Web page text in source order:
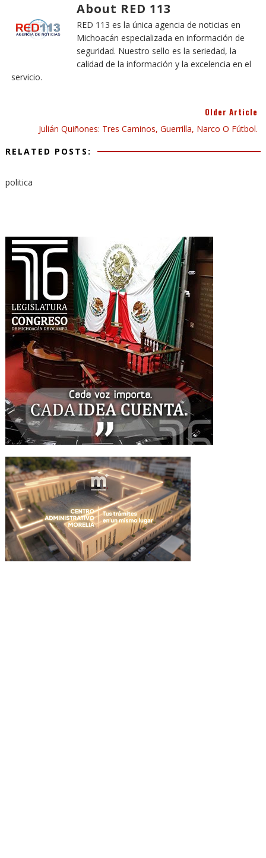
About RED 113
RED 113 es la única agencia de noticias en
Michoacán especializada en información de
seguridad. Nuestro sello es la seriedad, la
calidad de la información y la excelencia en el
servicio.
Older Article
Julián Quiñones: Tres Caminos, Guerrilla, Narco O Fútbol.
RELATED POSTS:
politica